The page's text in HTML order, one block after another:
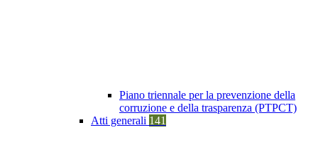
Piano triennale per la prevenzione della
corruzione e della trasparenza (PTPCT)
Atti generali 141